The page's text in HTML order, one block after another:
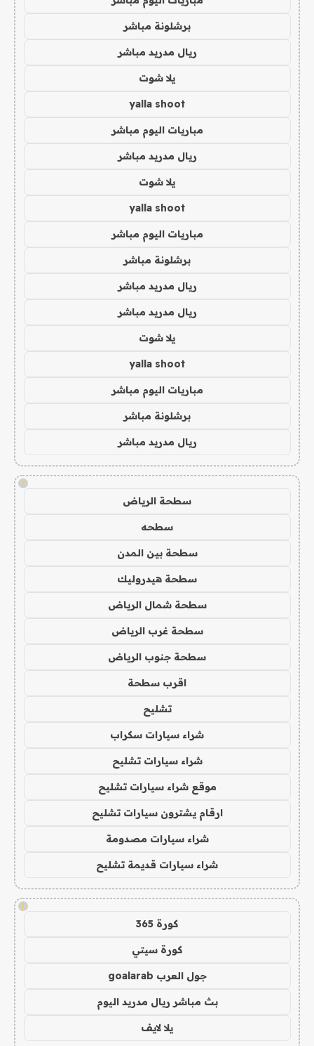
برشلونة مباشر
ريال مدريد مباشر
يلا شوت
yalla shoot
مباريات اليوم مباشر
ريال مدريد مباشر
يلا شوت
yalla shoot
مباريات اليوم مباشر
برشلونة مباشر
ريال مدريد مباشر
ريال مدريد مباشر
يلا شوت
yalla shoot
مباريات اليوم مباشر
برشلونة مباشر
ريال مدريد مباشر
!
سطحة الرياض
سطحه
سطحة بين المدن
سطحة هيدروليك
سطحة شمال الرياض
سطحة غرب الرياض
سطحة جنوب الرياض
اقرب سطحة
تشليح
شراء سيارات سكراب
شراء سيارات تشليح
موقع شراء سيارات تشليح
ارقام يشترون سيارات تشليح
شراء سيارات مصدومة
شراء سيارات قديمة تشليح
!
كورة 365
كورة سيتي
جول العرب goalarab
بث مباشر ريال مدريد اليوم
يلا لايف